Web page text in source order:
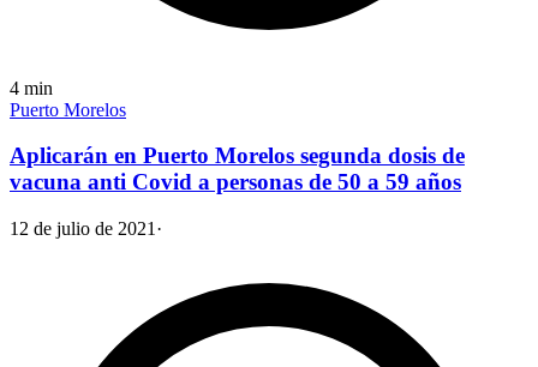
4 min
Puerto Morelos
Aplicarán en Puerto Morelos segunda dosis de
vacuna anti Covid a personas de 50 a 59 años
12 de julio de 2021 ·